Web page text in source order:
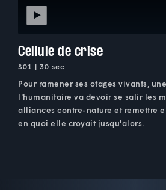
Cellule de crise
S01 | 30 sec
Pour ramener ses otages vivants,
l'humanitaire va devoir se salir les
alliances contre-nature et remettre
en quoi elle croyait jusqu'alors.